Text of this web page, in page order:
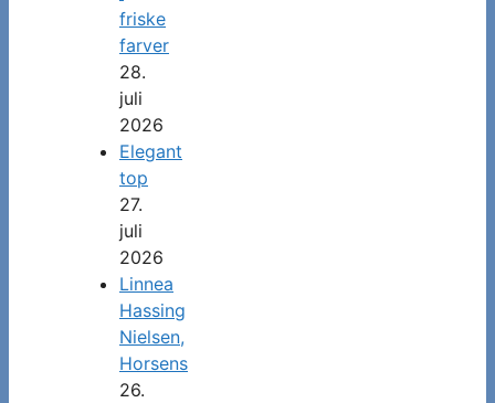
friske
farver
28.
juli
2026
Elegant
top
27.
juli
2026
Linnea
Hassing
Nielsen,
Horsens
26.